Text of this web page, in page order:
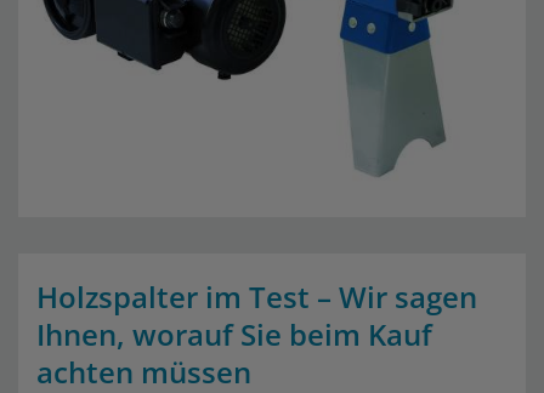
Holzspalter im Test – Wir sagen
Ihnen, worauf Sie beim Kauf
achten müssen